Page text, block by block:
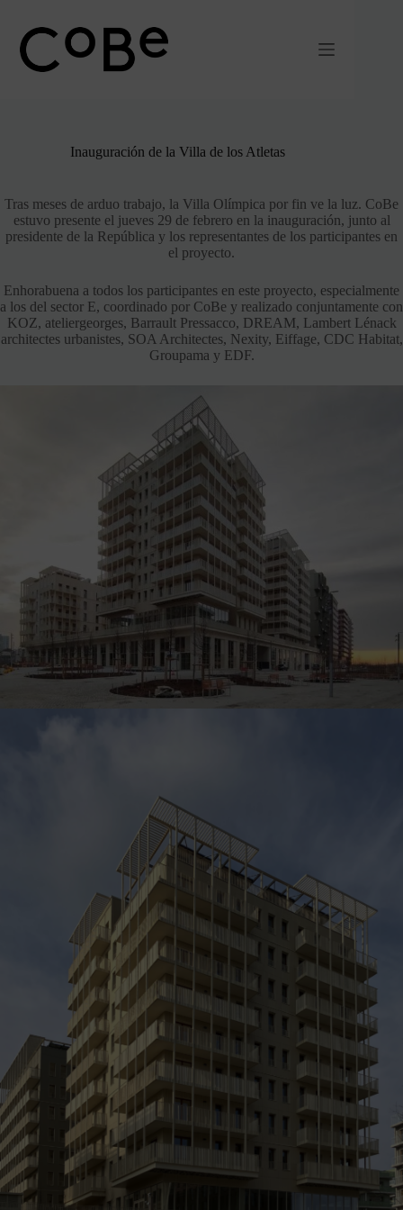
contenido
Inauguración de la Villa de los Atletas
Tras meses de arduo trabajo, la Villa Olímpica por fin ve la luz. CoBe
estuvo presente el jueves 29 de febrero en la inauguración, junto al
presidente de la República y los representantes de los participantes en
el proyecto.
Enhorabuena a todos los participantes en este proyecto, especialmente
a los del sector E, coordinado por CoBe y realizado conjuntamente con
KOZ, ateliergeorges, Barrault Pressacco, DREAM, Lambert Lénack
architectes urbanistes, SOA Architectes, Nexity, Eiffage, CDC Habitat,
Groupama y EDF.